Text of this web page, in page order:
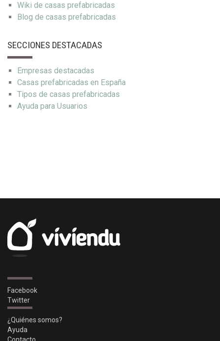
Wiki de casas prefabricadas
Blog de casas prefabricadas
SECCIONES DESTACADAS
Empresas destacadas
Casas prefabricadas en España
Tipos de casas prefabricadas
Ayuda para Usuarios
Facebook
Twitter
¿Quiénes somos?
Ayuda